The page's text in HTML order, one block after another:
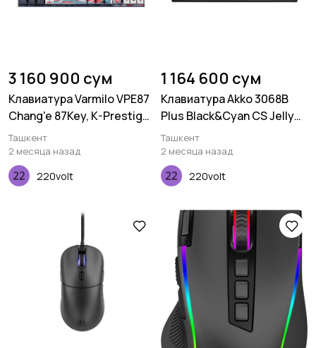
3 160 900 сум
Клавиатура Varmilo VPE87
Chang'e 87Key, K-Prestige
Light, BT/WL/USB-A, EN,
White Led, Синий
Ташкент
2 месяца назад
220volt
1 164 600 сум
Клавиатура Akko 3068B
Plus Black&Cyan CS Jelly
Pink RGB
Ташкент
2 месяца назад
220volt